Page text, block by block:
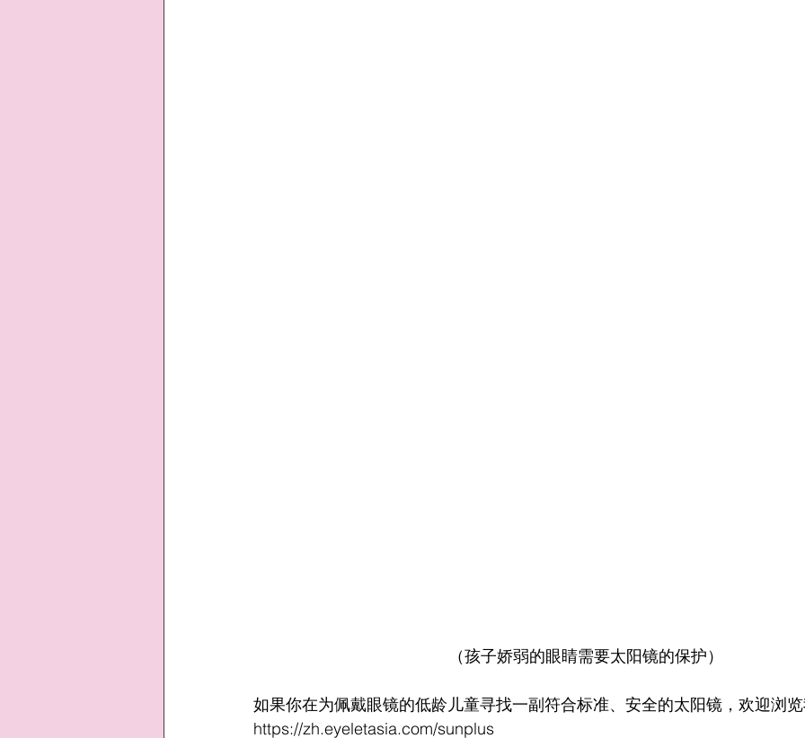
（孩子娇弱的眼睛需要太阳镜的保护）
如果你在为佩戴眼镜的低龄儿童寻找一副符合标准、安全的太阳镜，欢迎浏
https://zh.eyeletasia.com/sunplus